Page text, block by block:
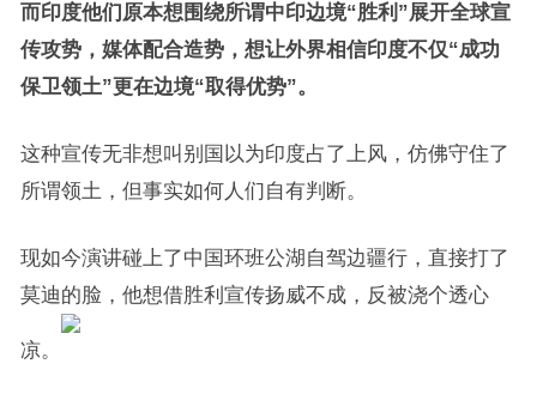
而印度他们原本想围绕所谓中印边境“胜利”展开全球宣
传攻势，媒体配合造势，想让外界相信印度不仅“成功
保卫领土”更在边境“取得优势”。
这种宣传无非想叫别国以为印度占了上风，仿佛守住了
所谓领土，但事实如何人们自有判断。
现如今演讲碰上了中国环班公湖自驾边疆行，直接打了
莫迪的脸，他想借胜利宣传扬威不成，反被浇个透心
凉。